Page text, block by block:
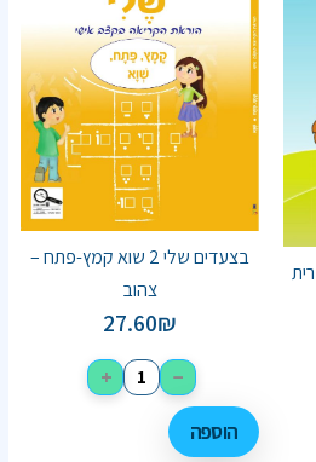
חלק 3 עברית
בצעדים שלי 2 שוא קמץ-פתח –
צהוב
27.60₪
−
+
הוספה